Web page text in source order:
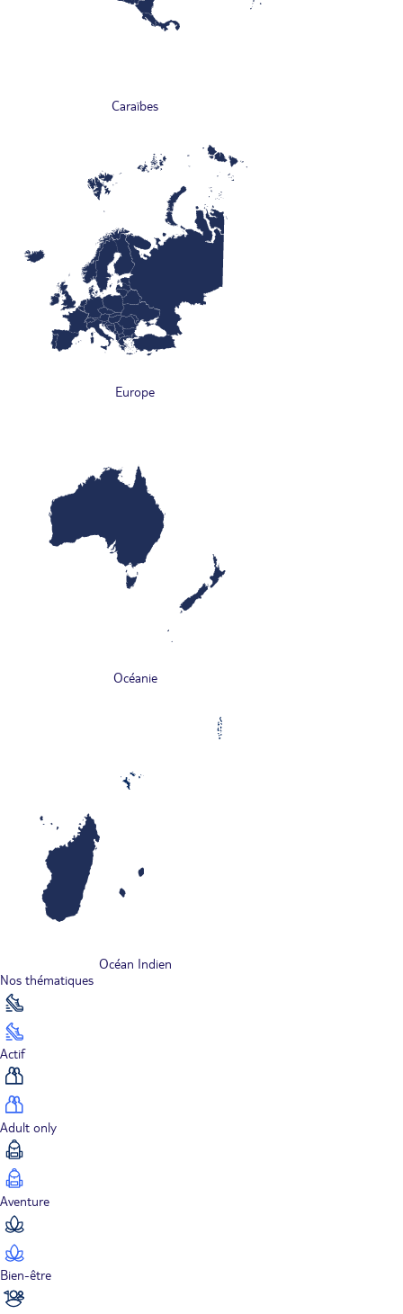
Caraïbes
Europe
Océanie
Océan Indien
Nos thématiques
Actif
Adult only
Aventure
Bien-être